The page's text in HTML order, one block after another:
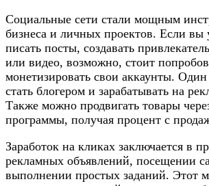
Социальные сети стали мощным
бизнеса и личных проектов. Если вы
писать посты, создавать
или видео, возможно, стоит
монетизировать свои аккаунты.
стать блогером и зарабатывать на
Также можно продвигать товары
программы, получая процент с
Заработок на кликах заключается в
рекламных объявлений, посещении
выполнении простых заданий. Этот